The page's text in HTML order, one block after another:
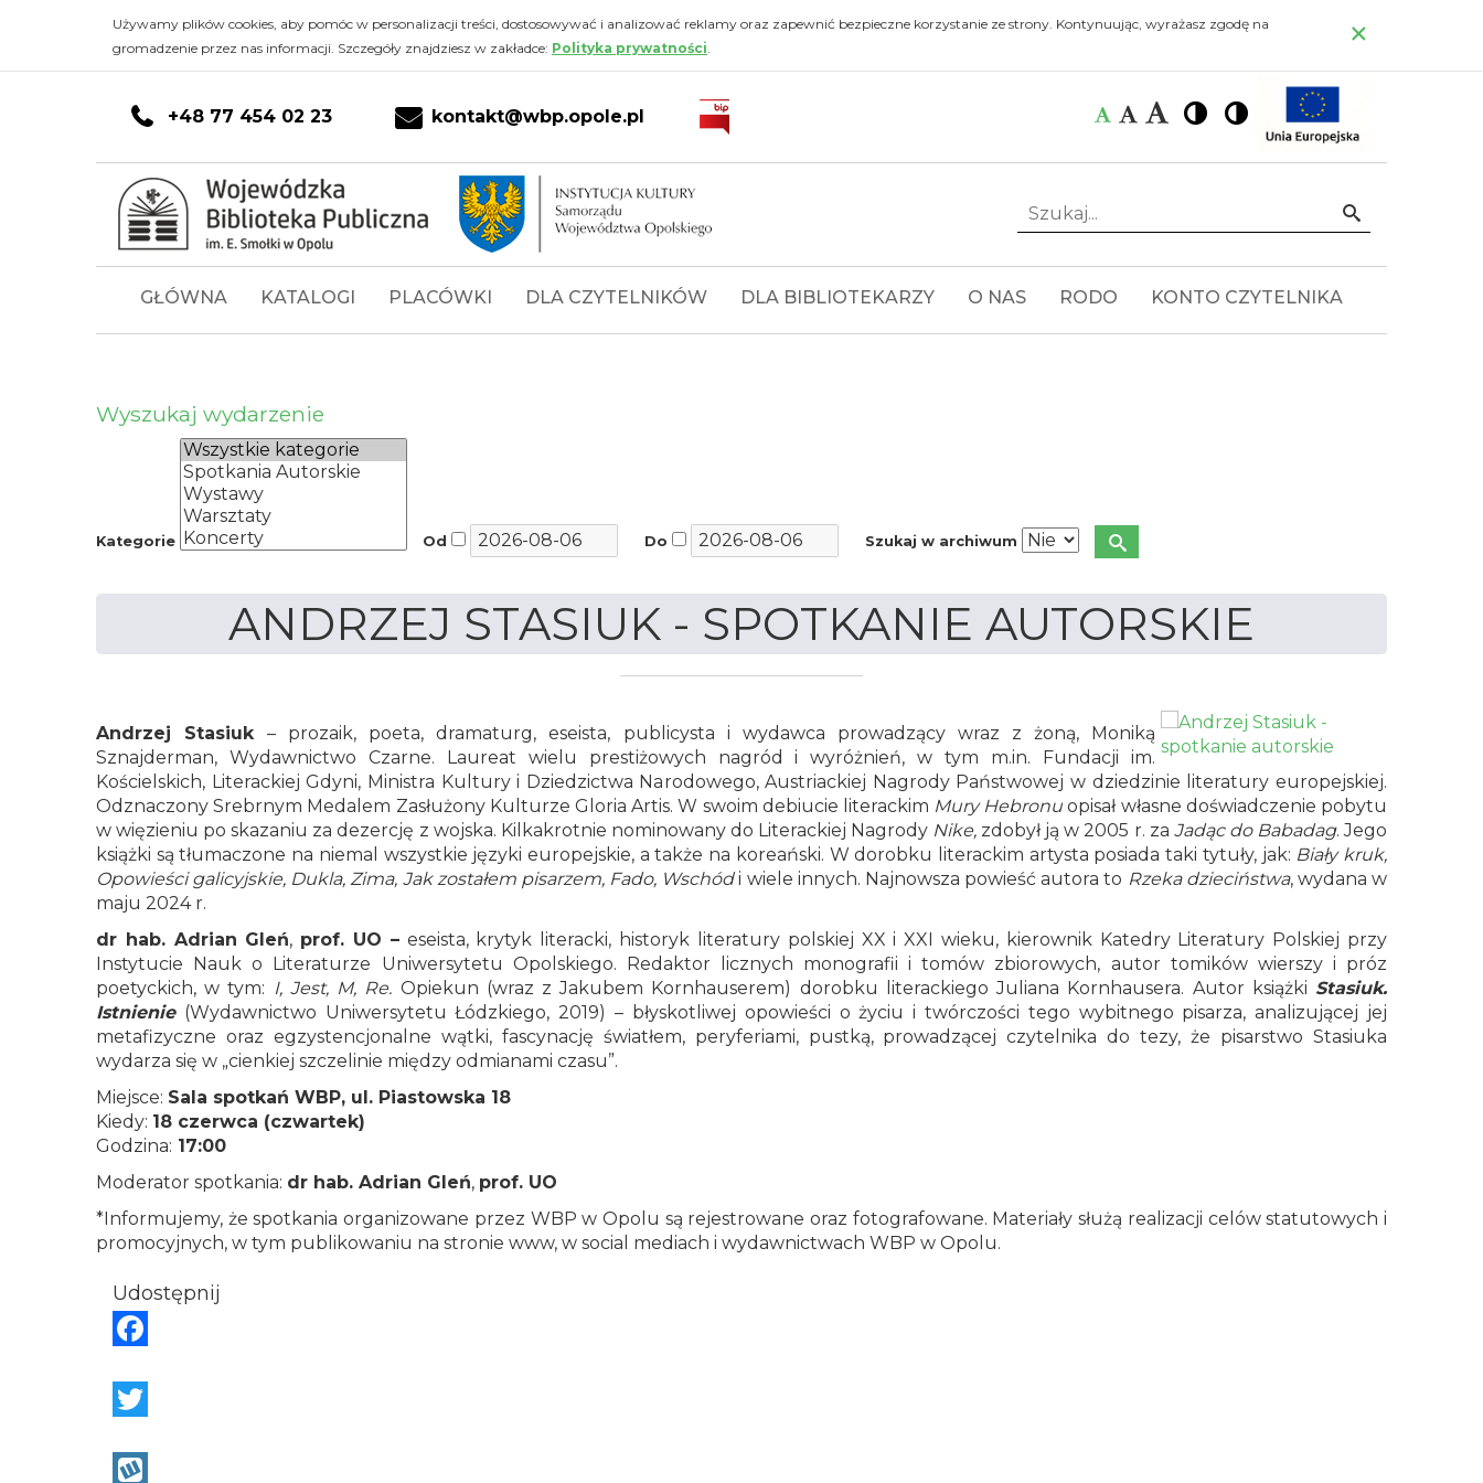
Andrzej
Stasiuk
spotkanie
autorskie
Wojewódzka
Publiczna
Emanuela
Opolu
Używamy plików cookies, aby pomóc w personalizacji treści, dostosowywać i analizować reklamy oraz zapewnić bezpieczne korzystanie ze strony. Kontynuując, wyrażasz zgodę na
gromadzenie przez nas informacji. Szczegóły znajdziesz w zakładce: Polityka prywatności. ×
+48 77 454 02 23 kontakt@wbp.opole.pl Czcionka:
Czcionka
Czcionka
Czcionka
Wysoki
kontrast
Wysoki
kontrast
Idź
Szukaj...
Menu
główne
GŁÓWNA KATALOGI PLACÓWKI DLA CZYTELNIKÓW DLA BIBLIOTEKARZY O NAS RODO KONTO CZYTELNIKA
Wyszukaj wydarzenie
Kategorie Od Do Szukaj w archiwum
ANDRZEJ STASIUK - SPOTKANIE AUTORSKIE
Andrzej Stasiuk– prozaik, poeta, dramaturg, eseista, publicysta i wydawca prowadzący wraz z żoną, Moniką
Sznajderman, Wydawnictwo Czarne. Laureat wielu prestiżowych nagród i wyróżnień, w tym m.in. Fundacji im.
Kościelskich, Literackiej Gdyni, Ministra Kultury i Dziedzictwa Narodowego, Austriackiej Nagrody Państwowej w dziedzinie literatury europejskiej.
Odznaczony Srebrnym Medalem Zasłużony Kulturze Gloria Artis. W swoim debiucie literackim Mury Hebronu opisał własne doświadczenie pobytu
w więzieniu po skazaniu za dezercję z wojska. Kilkakrotnie nominowany do Literackiej Nagrody Nike, zdobył ją w 2005 r. za Jadąc do Babadag. Jego
książki są tłumaczone na niemal wszystkie języki europejskie, a także na koreański. W dorobku literackim artysta posiada taki tytuły, jak: Biały kruk,
Opowieści galicyjskie, Dukla, Zima, Jak zostałem pisarzem, Fado, Wschódi wiele innych. Najnowsza powieść autora to Rzeka dzieciństwa, wydana w
maju 2024 r.
dr hab. Adrian Gleń, prof. UO –eseista, krytyk literacki, historyk literatury polskiej XX i XXI wieku, kierownik Katedry Literatury Polskiej przy
Instytucie Nauk o Literaturze Uniwersytetu Opolskiego. Redaktor licznych monografii i tomów zbiorowych, autor tomików wierszy i próz
poetyckich, w tym: I, Jest, M, Re. Opiekun (wraz z Jakubem Kornhauserem) dorobku literackiego Juliana Kornhausera. Autor książki Stasiuk.
Istnienie(Wydawnictwo Uniwersytetu Łódzkiego, 2019) – błyskotliwej opowieści o życiu i twórczości tego wybitnego pisarza, analizującej jej
metafizyczne oraz egzystencjonalne wątki, fascynację światłem, peryferiami, pustką, prowadzącej czytelnika do tezy, że pisarstwo Stasiuka
wydarza się w „cienkiej szczelinie między odmianami czasu”.
Miejsce: Sala spotkań WBP, ul. Piastowska 18
Kiedy: 18 czerwca (czwartek)
Godzina: 17:00
Moderator spotkania: dr hab. Adrian Gleń, prof. UO
*Informujemy, że spotkania organizowane przez WBP w Opolu są rejestrowane oraz fotografowane. Materiały służą realizacji celów statutowych i
promocyjnych, w tym publikowaniu na stronie www, w social mediach i wydawnictwach WBP w Opolu.
Udostępnij
a
e
w